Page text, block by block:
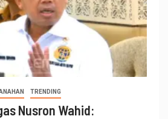
TRENDING
Nusron Wahid: